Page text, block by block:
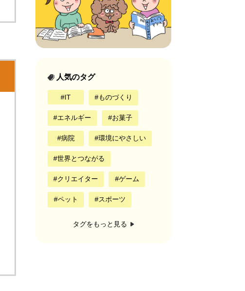
人気のタグ
IT ものづくり
エネルギー お菓子
病院 環境にやさしい
世界とつながる
クリエイター ゲーム
ペット スポーツ
タグをもっと見る